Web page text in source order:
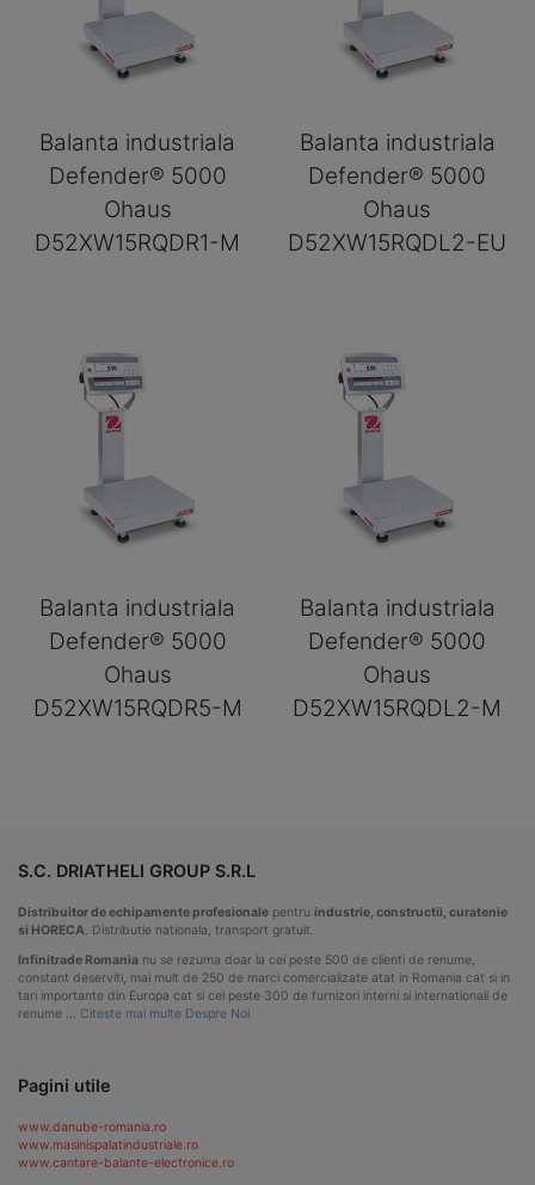
Balanta industriala
Defender® 5000
Ohaus
D52XW15RQDR1-M
Balanta industriala
Defender® 5000
Ohaus
D52XW15RQDL2-EU
Balanta industriala
Defender® 5000
Ohaus
D52XW15RQDR5-M
Balanta industriala
Defender® 5000
Ohaus
D52XW15RQDL2-M
S.C. DRIATHELI GROUP S.R.L
Distribuitor de echipamente profesionale pentru industrie, constructii, curatenie
si HORECA. Distributie nationala, transport gratuit.
Infinitrade Romania nu se rezuma doar la cei peste 500 de clienti de renume,
constant deserviti, mai mult de 250 de marci comercializate atat in Romania cat si in
tari importante din Europa cat si cei peste 300 de furnizori interni si internationali de
renume … Citeste mai multe Despre Noi
Pagini utile
www.danube-romania.ro
www.masinispalatindustriale.ro
www.cantare-balante-electronice.ro